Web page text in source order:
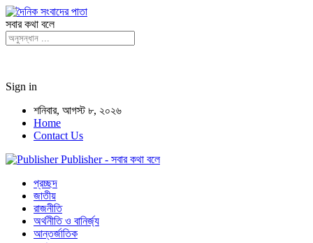
সবার কথা বলে
Sign in
শনিবার, আগস্ট ৮, ২০২৬
Home
Contact Us
Publisher - সবার কথা বলে
প্রচ্ছদ
জাতীয়
রাজনীতি
অর্থনীতি ও বানির্জ্য
আন্তর্জাতিক